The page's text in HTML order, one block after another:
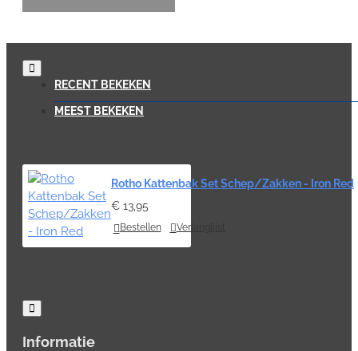
RECENT BEKEKEN
MEEST BEKEKEN
Rotho Kattenbak Set Schep/Zakken - Iron Red
€ 13,95
Bestellen Verlanglijst
Informatie